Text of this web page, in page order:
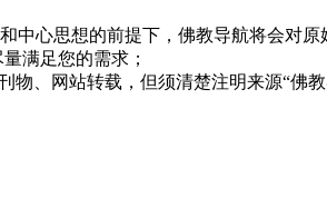
中心思想的前提下，佛教导航将会对
满足您的需求；
、网站转载，但须清楚注明来源“佛教